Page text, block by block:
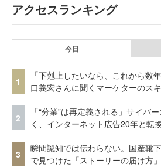
アクセスランキング
今日
1
「下剋上したいなら、これから数
口義宏さんに聞くマーケターのス
2
「“分業”は再定義される」サイバ
く、インターネット広告20年と転
3
瞬間認知では伝わらない。国産靴
で見つけた「ストーリーの届け方」